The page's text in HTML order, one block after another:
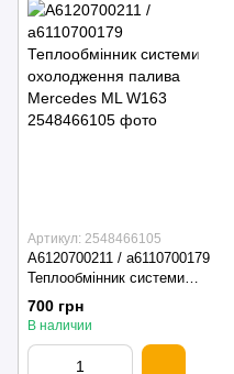
Артикул: 2548466105
A6120700211 / a6110700179
Теплообмінник системи
охолодження палива
Mercedes ML W163
700 грн
В наличии